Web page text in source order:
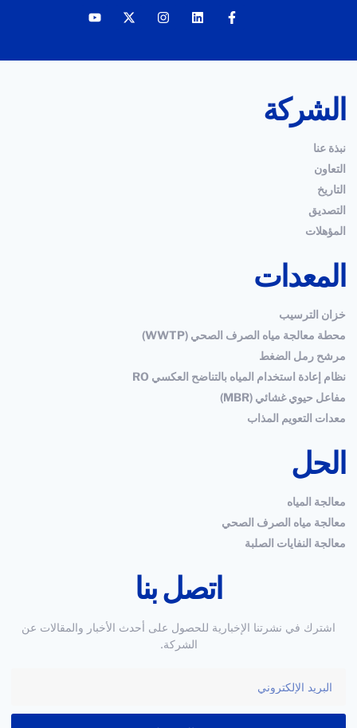
الشركة
نبذة عنا
التعاون
التاريخ
التصديق
المؤهلات
المعدات
خزان الترسيب
محطة معالجة مياه الصرف الصحي (WWTP)
مرشح رمل الضغط
نظام إعادة استخدام المياه بالتناضح العكسي RO
مفاعل حيوي غشائي (MBR)
معدات التعويم المذاب
الحل
معالجة المياه
معالجة مياه الصرف الصحي
معالجة النفايات الصلبة
اتصل بنا
اشترك في نشرتنا الإخبارية للحصول على أحدث الأخبار والمقالات عن
الشركة.